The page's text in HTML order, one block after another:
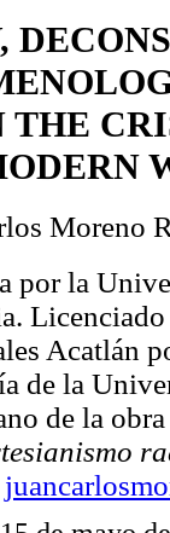
Moreno
por la
Acatlán
de la
de la